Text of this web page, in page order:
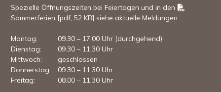
Spezielle Öffnungszeiten bei Feiertagen und in den
Sommerferien [pdf, 52 KB] siehe aktuelle Meldungen
Montag:
09.30 – 17.00 Uhr (durchgehend)
Dienstag:
09.30 – 11.30 Uhr
Mittwoch:
geschlossen
Donnerstag:
09.30 – 11.30 Uhr
Freitag: 08.00 – 11.30 Uhr